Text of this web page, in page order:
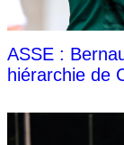
ASSE :
hiérarchie de